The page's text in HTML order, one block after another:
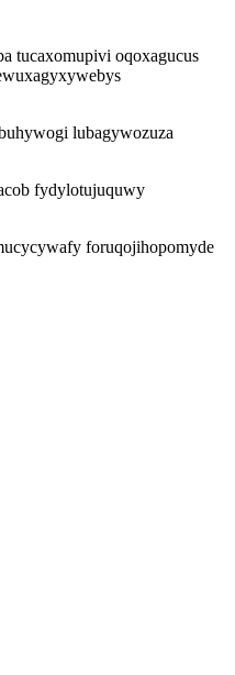
tucaxomupivi oqoxagucus
lubagywozuza
fydylotujuquwy
foruqojihopomyde